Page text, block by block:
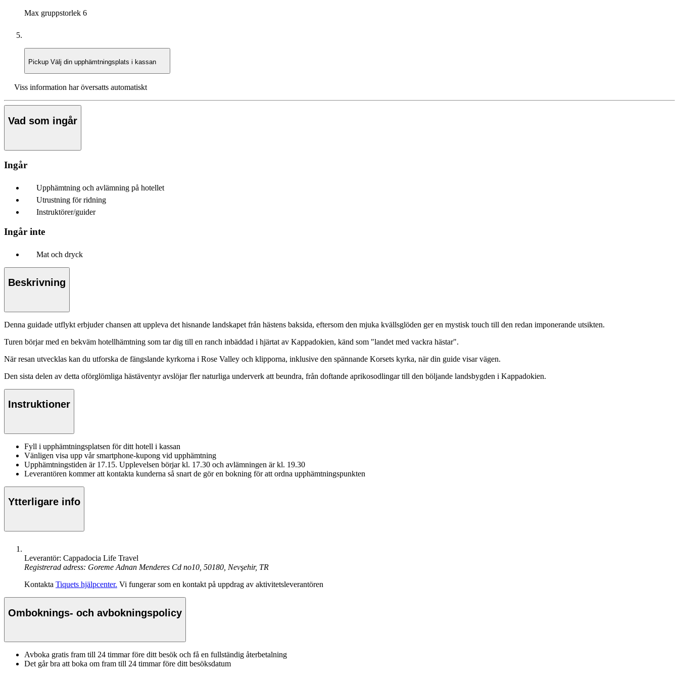
Max gruppstorlek 6
Pickup Välj din upphämtningsplats i kassan
Viss information har översatts automatiskt
Vad som ingår
Ingår
Upphämtning och avlämning på hotellet
Utrustning för ridning
Instruktörer/guider
Ingår inte
Mat och dryck
Beskrivning
Denna guidade utflykt erbjuder chansen att uppleva det hisnande landskapet från hästens baksida, eftersom den mjuka kvällsglöden ger en mystisk touch till den redan imponerande utsikten.
Turen börjar med en bekväm hotellhämtning som tar dig till en ranch inbäddad i hjärtat av Kappadokien, känd som "landet med vackra hästar".
När resan utvecklas kan du utforska de fängslande kyrkorna i Rose Valley och klipporna, inklusive den spännande Korsets kyrka, när din guide visar vägen.
Den sista delen av detta oförglömliga hästäventyr avslöjar fler naturliga underverk att beundra, från doftande aprikosodlingar till den böljande landsbygden i Kappadokien.
Instruktioner
Fyll i upphämtningsplatsen för ditt hotell i kassan
Vänligen visa upp vår smartphone-kupong vid upphämtning
Upphämtningstiden är 17.15. Upplevelsen börjar kl. 17.30 och avlämningen är kl. 19.30
Leverantören kommer att kontakta kunderna så snart de gör en bokning för att ordna upphämtningspunkten
Ytterligare info
Leverantör: Cappadocia Life Travel
Registrerad adress: Goreme Adnan Menderes Cd no10, 50180, Nevşehir, TR
Kontakta Tiquets hjälpcenter. Vi fungerar som en kontakt på uppdrag av aktivitetsleverantören
Omboknings- och avbokningspolicy
Avboka gratis fram till 24 timmar före ditt besök och få en fullständig återbetalning
Det går bra att boka om fram till 24 timmar före ditt besöksdatum